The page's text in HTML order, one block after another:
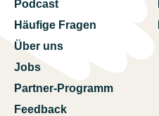
Podcast
Häufige Fragen
Über uns
Jobs
Partner-Programm
Feedback